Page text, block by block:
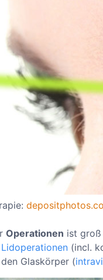
Operationen ist groß
Lidoperationen (incl.
Glaskörper (